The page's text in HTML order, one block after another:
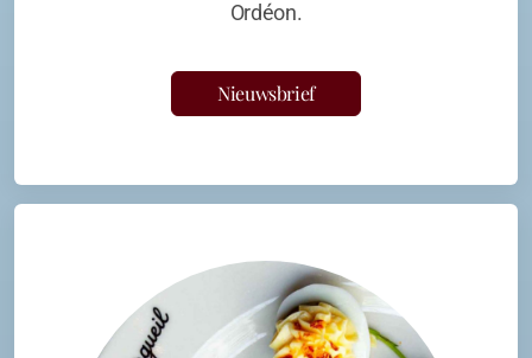
Ordéon.
Nieuwsbrief